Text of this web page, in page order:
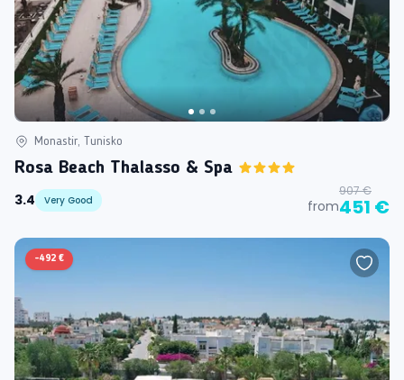
Monastir, Tunisko
Rosa Beach Thalasso & Spa
3.4
Very Good from
907 €
451 €
-492 €